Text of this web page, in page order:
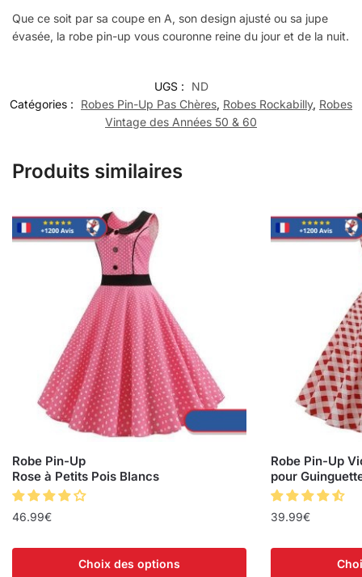
Que ce soit par sa coupe en A, son design ajusté ou sa jupe
évasée, la robe pin-up vous couronne reine du jour et de la nuit.
UGS :
ND
Catégories :
Robes Pin-Up Pas Chères, Robes Rockabilly, Robes
Vintage des Années 50 & 60
Produits similaires
Robe Pin-Up
Rose à Petits Pois Blancs
46.99€
Choix des options
Robe Pin-Up
pour
39.99€